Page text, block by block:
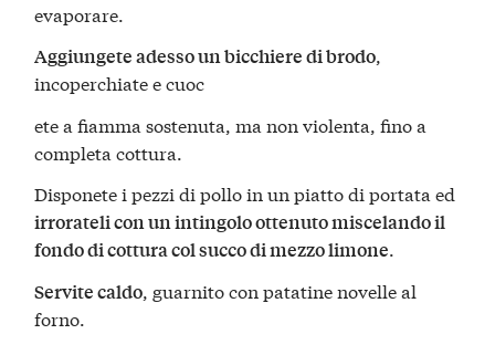
evaporare.
Aggiungete adesso un bicchiere di brodo,
incoperchiate e cuoc
ete a fiamma sostenuta, ma non violenta, fino a
completa cottura.
Disponete i pezzi di pollo in un piatto di portata ed
irrorateli con un intingolo ottenuto miscelando il
fondo di cottura col succo di mezzo limone.
Servite caldo, guarnito con patatine novelle al
forno.